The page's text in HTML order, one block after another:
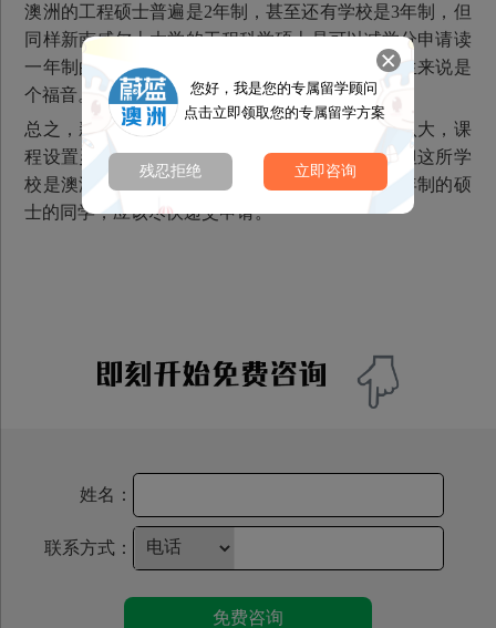
澳洲的工程硕士普遍是2年制，甚至还有学校是3年制，但
同样新南威尔士大学的工程科学硕士是可以减学分申请读
一年制的，这对于想尽早拿到硕士学位的工科学生来说是
个福音。
总之，新南威尔士大学作为一所排名靠前的澳洲八大，课
程设置灵活多样，一年制硕士专业也丰富多彩，但这所学
校是澳洲最容易满位的学校，所以如果想申请一年制的硕
士的同学，应该尽快递交申请。
姓名：
联系方式：
免费咨询
您好，我是您的专属留学顾问
点击立即领取您的专属留学方案
残忍拒绝 立即咨询